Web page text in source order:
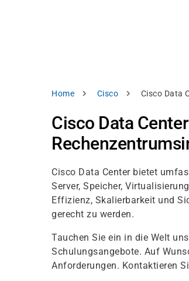
Pfadnavigation
Home Cisco Cisco Data
Cisco Data
Cisco Data Center bietet
Server, Speicher,
Effizienz, Skalierbarkeit und
gerecht zu werden.
Tauchen Sie ein in die Welt
Schulungsangebote. Auf
Anforderungen. Kontaktieren
akzeptieren
Einstellungen
Datenschutzhinweis